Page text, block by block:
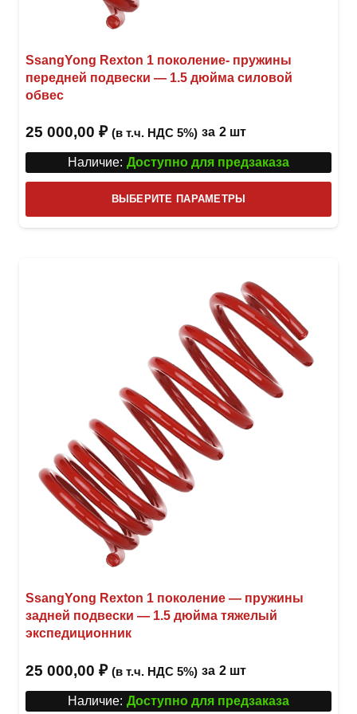
SsangYong Rexton 1 поколение- пружины
передней подвески — 1.5 дюйма силовой
обвес
25 000,00 ₽ (в т.ч. НДС 5%) за 2 шт
Наличие: Доступно для предзаказа
ВЫБЕРИТЕ ПАРАМЕТРЫ
товар
SsangYong Rexton 1 поколение — пружины
задней подвески — 1.5 дюйма тяжелый
экспедиционник
25 000,00 ₽ (в т.ч. НДС 5%) за 2 шт
Наличие: Доступно для предзаказа